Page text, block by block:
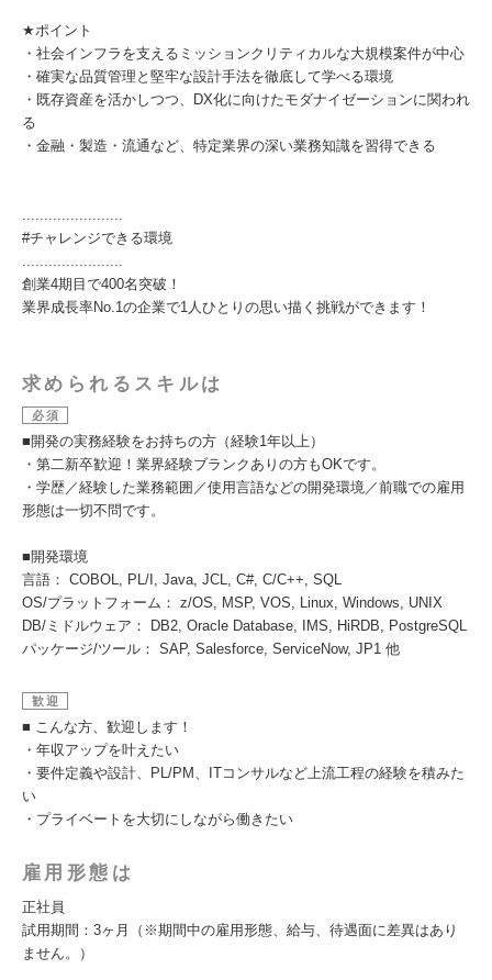
★ポイント
・社会インフラを支えるミッションクリティカルな大規模案件が中心
・確実な品質管理と堅牢な設計手法を徹底して学べる環境
・既存資産を活かしつつ、DX化に向けたモダナイゼーションに関われ
る
・金融・製造・流通など、特定業界の深い業務知識を習得できる
.......................
#チャレンジできる環境
.......................
創業4期目で400名突破！
業界成長率No.1の企業で1人ひとりの思い描く挑戦ができます！
求められるスキルは
必須
■開発の実務経験をお持ちの方（経験1年以上）
・第二新卒歓迎！業界経験ブランクありの方もOKです。
・学歴／経験した業務範囲／使用言語などの開発環境／前職での雇用
形態は一切不問です。
■開発環境
言語： COBOL, PL/I, Java, JCL, C#, C/C++, SQL
OS/プラットフォーム： z/OS, MSP, VOS, Linux, Windows, UNIX
DB/ミドルウェア： DB2, Oracle Database, IMS, HiRDB, PostgreSQL
パッケージ/ツール： SAP, Salesforce, ServiceNow, JP1 他
歓迎
■ こんな方、歓迎します！
・年収アップを叶えたい
・要件定義や設計、PL/PM、ITコンサルなど上流工程の経験を積みた
い
・プライベートを大切にしながら働きたい
雇用形態は
正社員
試用期間：3ヶ月（※期間中の雇用形態、給与、待遇面に差異はあり
ません。）